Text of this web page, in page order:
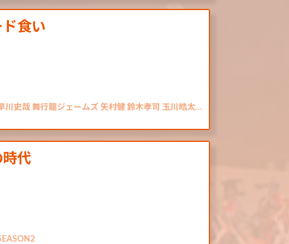
食い
川史哉 舞行龍ジェームズ 矢村健 鈴木孝司 玉川皓太…
代